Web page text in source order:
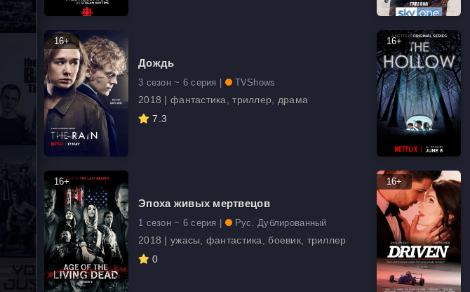
16+
Дождь
3 сезон ~ 6 серия | TVShows
2018 | фантастика, триллер, драма
7.3
16+
16+
Эпоха живых мертвецов
1 сезон ~ 6 серия | Рус. Дублированный
2018 | ужасы, фантастика, боевик, триллер
0
16+